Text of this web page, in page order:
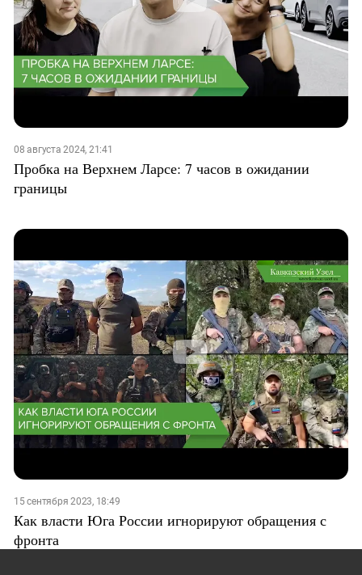
08 августа 2024, 21:41
Пробка на Верхнем Ларсе: 7 часов в ожидании
границы
15 сентября 2023, 18:49
Как власти Юга России игнорируют обращения с
фронта